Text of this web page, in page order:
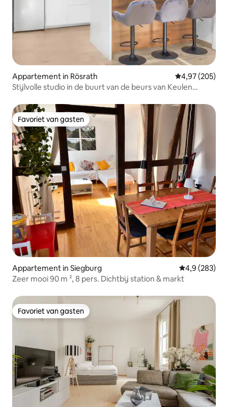
Appartement in Rösrath Gemiddelde
4,97 (205)
Stijlvolle studio in de buurt van de beurs van Keulen
Favoriet van gasten
Favoriet van gasten
Appartement in Siegburg Gemiddelde
4,9 (283)
Zeer mooi 90 m ², 8 pers. Dichtbij station & markt
Favoriet van gasten
Favoriet van gasten